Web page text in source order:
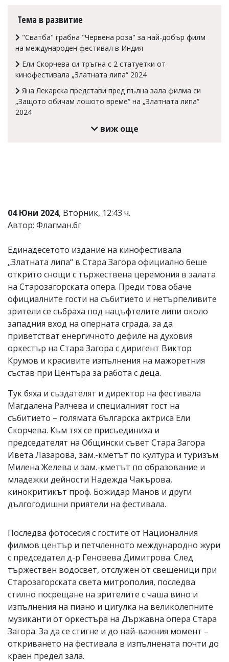
статиите
въвеждат
редакцията
носи
отговорност
Тема в развитие
"Сватба" грабна "Червена роза" за най-добър филм
на международен фестивал в Индия
Ели Скорчева си тръгна с 2 статуетки от
кинофестивала „Златната липа“ 2024
Яна Лекарска представи пред пълна зала филма си
„Защото обичам лошото време“ на „Златната липа“
2024
виж още
04 Юни 2024, Вторник, 12:43 ч.
Автор: Флагман.бг
Единадесетото издание на кинофестивала
„Златната липа“ в Стара Загора официално беше
открито снощи с тържествена церемония в залата
на Старозагорската опера. Преди това обаче
официалните гости на събитието и нетърпеливите
зрители се събраха под нацъфтелите липи около
западния вход на оперната сграда, за да
приветстват енергичното дефиле на духовия
оркестър на Стара Загора с диригент Виктор
Крумов и красивите изпълнения на мажоретния
състав при Центъра за работа с деца.
Тук бяха и създателят и директор на фестивала
Магдалена Ралчева и специалният гост на
събитието – голямата българска актриса Ели
Скорчева. Към тях се присъединиха и
председателят на Общински съвет Стара Загора
Ивета Лазарова, зам.-кметът по култура и туризъм
Милена Желева и зам.-кметът по образование и
младежки дейности Надежда Чакърова,
кинокритикът проф. Божидар Манов и други
дългогодишни приятели на фестивала.
Последва фотосесия с гостите от Националния
филмов център и петчленното международно жури
с председател д-р Геновева Димитрова. След
тържествен водосвет, отслужен от свещеници при
Старозагорската света митрополия, последва
стилно посрещане на зрителите с чаша вино и
изпълнения на пиано и цигулка на великолепните
музиканти от оркестъра на Държавна опера Стара
Загора. За да се стигне и до най-важния момент –
откриването на фестивала в изпълнената почти до
краен предел зала.